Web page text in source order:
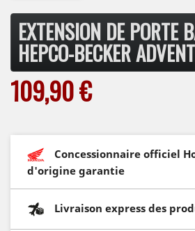
EXTENSION DE PORTE
HEPCO-BECKER
109,90 €
Concessionnaire officiel
d'origine garantie
Livraison express des